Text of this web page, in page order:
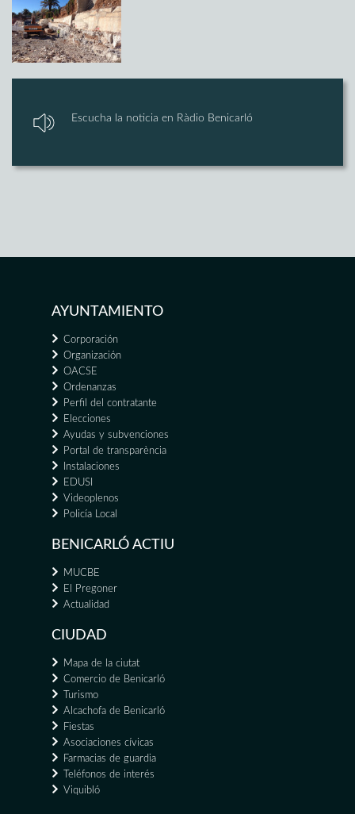
Escucha la noticia en Ràdio Benicarló
AYUNTAMIENTO
Corporación
Organización
OACSE
Ordenanzas
Perfil del contratante
Elecciones
Ayudas y subvenciones
Portal de transparència
Instalaciones
EDUSI
Videoplenos
Policía Local
BENICARLÓ ACTIU
MUCBE
El Pregoner
Actualidad
CIUDAD
Mapa de la ciutat
Comercio de Benicarló
Turismo
Alcachofa de Benicarló
Fiestas
Asociaciones cívicas
Farmacias de guardia
Teléfonos de interés
Viquibló